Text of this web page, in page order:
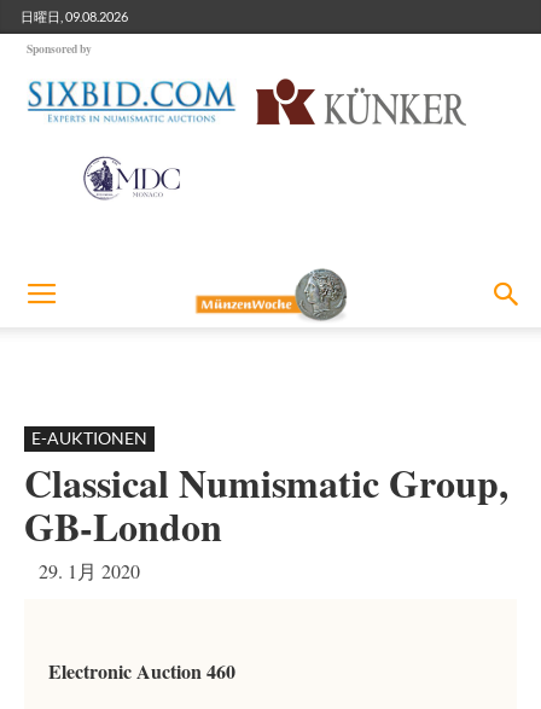
日曜日, 09.08.2026
Sponsored by
E-AUKTIONEN
Classical Numismatic Group,
GB-London
29. 1月 2020
Electronic Auction 460